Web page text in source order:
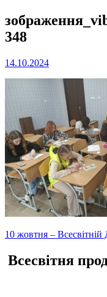
348
14.10.2024
Навігація
записів
10 жовтня – Всесвітній
Всесвітня